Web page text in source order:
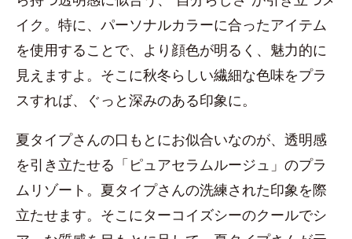
イク。特に、パーソナルカラーに合ったアイテム
を使用することで、より顔色が明るく、魅力的に
見えますよ。そこに秋冬らしい繊細な色味をプラ
スすれば、ぐっと深みのある印象に。
夏タイプさんの口もとにお似合いなのが、透明感
を引き立たせる「ピュアセラムルージュ」のプラ
ムリゾート。夏タイプさんの洗練された印象を際
立たせます。そこにターコイズシーのクールでシ